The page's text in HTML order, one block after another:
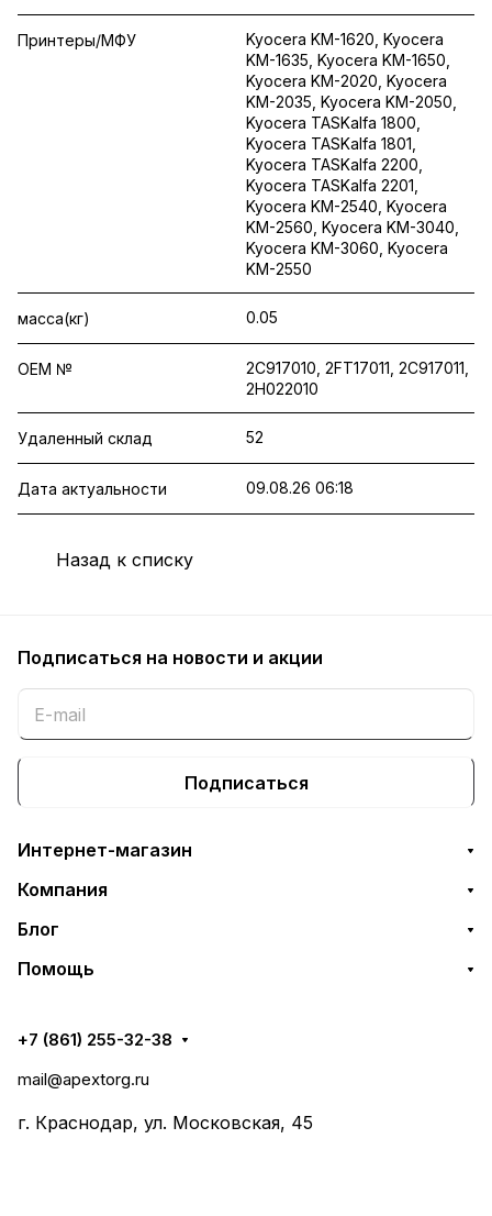
Принтеры/МФУ
Kyocera KM-1620, Kyocera
KM-1635, Kyocera KM-1650,
Kyocera KM-2020, Kyocera
KM-2035, Kyocera KM-2050,
Kyocera TASKalfa 1800,
Kyocera TASKalfa 1801,
Kyocera TASKalfa 2200,
Kyocera TASKalfa 2201,
Kyocera KM-2540, Kyocera
KM-2560, Kyocera KM-3040,
Kyocera KM-3060, Kyocera
KM-2550
масса(кг) 0.05
OEM №
2C917010, 2FT17011, 2C917011,
2H022010
Удаленный склад 52
Дата актуальности 09.08.26 06:18
Назад к списку
Подписаться на новости и акции
Подписаться
Интернет-магазин
Компания
Блог
Помощь
+7 (861) 255-32-38
mail@apextorg.ru
г. Краснодар, ул. Московская, 45